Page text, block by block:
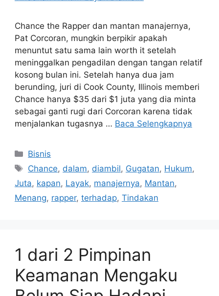
Chance the Rapper dan mantan manajernya,
Pat Corcoran, mungkin berpikir apakah
menuntut satu sama lain worth it setelah
meninggalkan pengadilan dengan tangan relatif
kosong bulan ini. Setelah hanya dua jam
berunding, juri di Cook County, Illinois memberi
Chance hanya $35 dari $1 juta yang dia minta
sebagai ganti rugi dari Corcoran karena tidak
menjalankan tugasnya … Baca Selengkapnya
Kategori
Bisnis
Tag
Chance, dalam, diambil, Gugatan, Hukum,
Juta, kapan, Layak, manajernya, Mantan,
Menang, rapper, terhadap, Tindakan
1 dari 2 Pimpinan
Keamanan Mengaku